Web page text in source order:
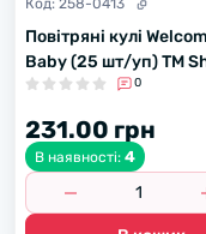
Код: 258-0413
Повітряні кулі
Baby (25 шт/уп) ТМ
0
231.00 грн
В наявності: 4